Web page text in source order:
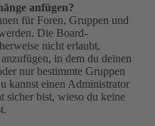
anfügen?
für Foren, Gruppen und
Die Board-
nicht erlaubt,
in dem du deinen
nur bestimmte Gruppen
kannst einen Administrator
sicher bist, wieso du keine